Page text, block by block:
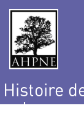
Histoire
nature